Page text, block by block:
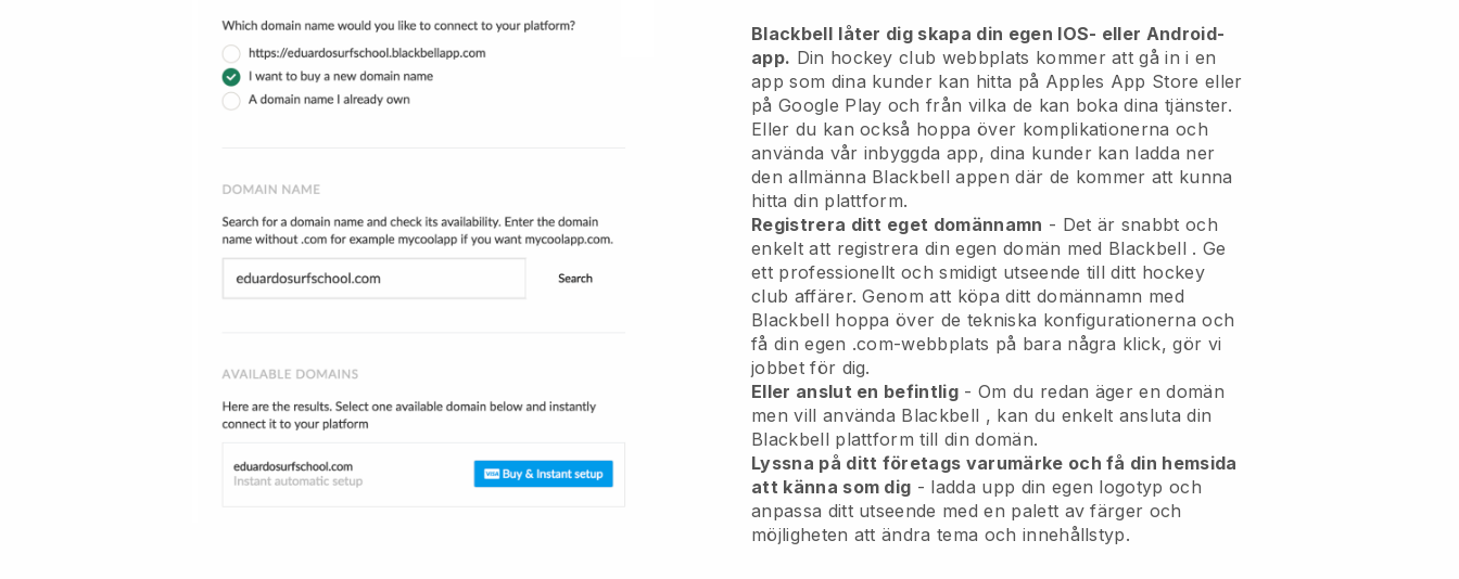
Blackbell låter dig skapa din egen IOS- eller Android-
app. Din hockey club webbplats kommer att gå in i en
app som dina kunder kan hitta på Apples App Store eller
på Google Play och från vilka de kan boka dina tjänster.
Eller du kan också hoppa över komplikationerna och
använda vår inbyggda app, dina kunder kan ladda ner
den allmänna Blackbell appen där de kommer att kunna
hitta din plattform.
Registrera ditt eget domännamn - Det är snabbt och
enkelt att registrera din egen domän med Blackbell . Ge
ett professionellt och smidigt utseende till ditt hockey
club affärer. Genom att köpa ditt domännamn med
Blackbell hoppa över de tekniska konfigurationerna och
få din egen .com-webbplats på bara några klick, gör vi
jobbet för dig.
Eller anslut en befintlig - Om du redan äger en domän
men vill använda Blackbell , kan du enkelt ansluta din
Blackbell plattform till din domän.
Lyssna på ditt företags varumärke och få din hemsida
att känna som dig - ladda upp din egen logotyp och
anpassa ditt utseende med en palett av färger och
möjligheten att ändra tema och innehållstyp.